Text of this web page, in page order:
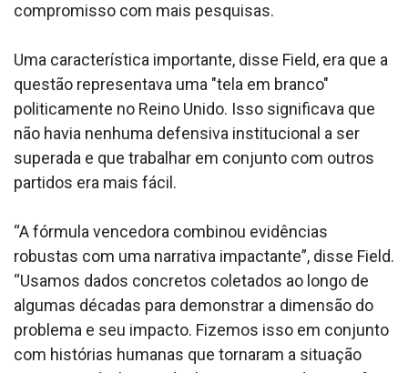
compromisso com mais pesquisas.
Uma característica importante, disse Field, era que a
questão representava uma "tela em branco"
politicamente no Reino Unido. Isso significava que
não havia nenhuma defensiva institucional a ser
superada e que trabalhar em conjunto com outros
partidos era mais fácil.
“A fórmula vencedora combinou evidências
robustas com uma narrativa impactante”, disse Field.
“Usamos dados concretos coletados ao longo de
algumas décadas para demonstrar a dimensão do
problema e seu impacto. Fizemos isso em conjunto
com histórias humanas que tornaram a situação